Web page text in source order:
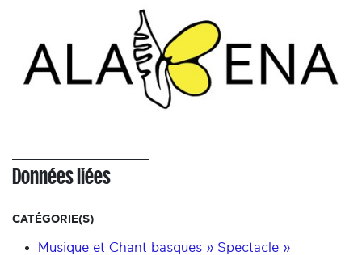
Données liées
CATÉGORIE(S)
Musique et Chant basques » Spectacle »